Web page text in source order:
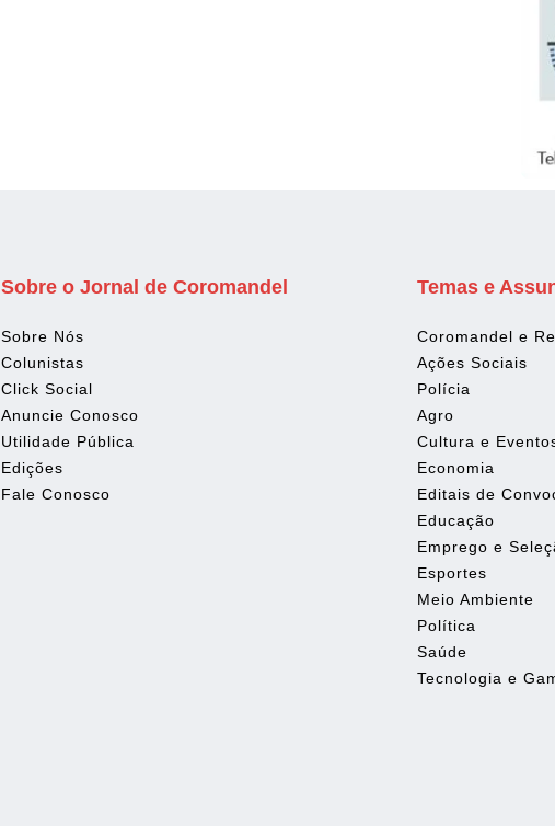
Sobre o Jornal de Coromandel
Sobre Nós
Colunistas
Click Social
Anuncie Conosco
Utilidade Pública
Edições
Fale Conosco
Temas e
Coromandel e
Ações Sociais
Polícia
Agro
Cultura e
Economia
Editais de
Educação
Emprego e
Esportes
Meio Ambiente
Política
Saúde
Tecnologia e